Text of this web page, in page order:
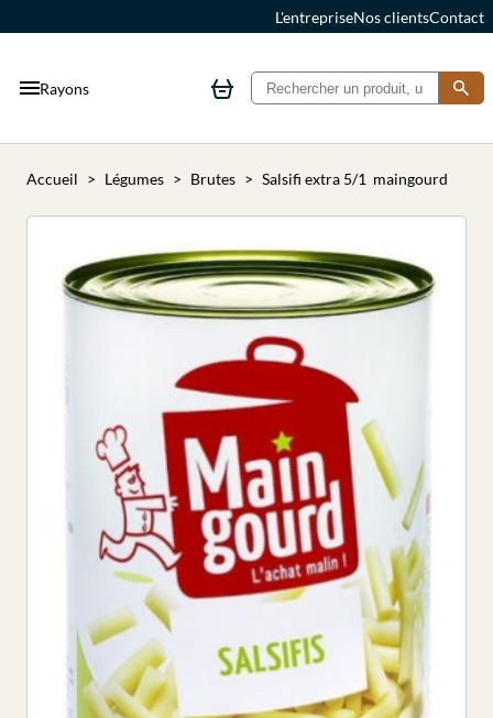
L'entrepriseNos clientsContact
Rayons
Accueil Légumes Brutes Salsifi extra 5/1 maingourd